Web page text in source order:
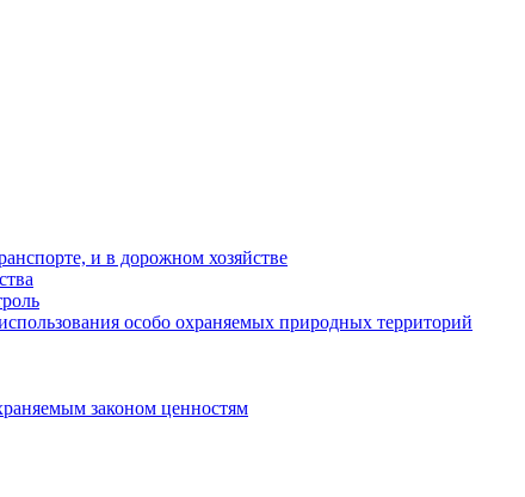
и в дорожном хозяйстве
особо охраняемых природных территорий
законом ценностям